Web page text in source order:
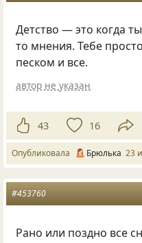
Детство — это когда
то мнения. Тебе
песком и все.
автор не указан
43 16
Опубликовала Брюлька 23
#453760
Рано или поздно все